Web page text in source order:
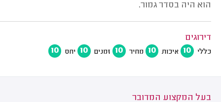
הוא היה בסדר גמור.
דירוגים
כללי 10 איכות 10 מחיר 10 זמנים 10 יחס 10
בעל המקצוע המדובר